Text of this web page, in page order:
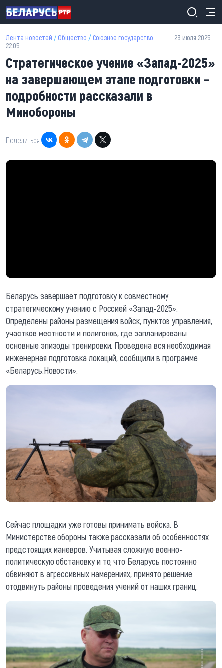
Перейти к основному содержанию
Лента новостей / Общество / Союзное государство
23 июля 2025
22:05
Стратегическое учение «Запад-2025»
на завершающем этапе подготовки –
подробности рассказали в
Минобороны
Поделиться:
Беларусь завершает подготовку к совместному
стратегическому учению с Россией «Запад-2025».
Определены районы размещения войск, пунктов управления,
участков местности и полигонов, где запланированы
основные эпизоды тренировки. Проведена вся необходимая
инженерная подготовка локаций, сообщили в программе
«Беларусь.Новости».
Сейчас площадки уже готовы принимать войска. В
Министерстве обороны также рассказали об особенностях
предстоящих маневров. Учитывая сложную военно-
политическую обстановку и то, что Беларусь постоянно
обвиняют в агрессивных намерениях, принято решение
отодвинуть районы проведения учений от наших границ.